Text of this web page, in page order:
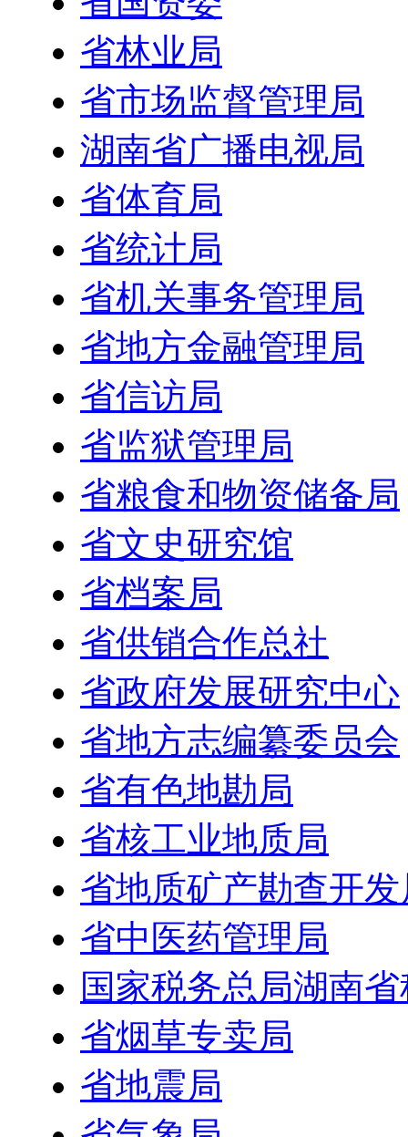
省林业局
省市场监督管理局
湖南省广播电视局
省体育局
省统计局
省机关事务管理局
省地方金融管理局
省信访局
省监狱管理局
省粮食和物资储备局
省文史研究馆
省档案局
省供销合作总社
省政府发展研究中心
省地方志编纂委员会
省有色地勘局
省核工业地质局
省地质矿产勘查开发
省中医药管理局
国家税务总局湖南
省烟草专卖局
省地震局